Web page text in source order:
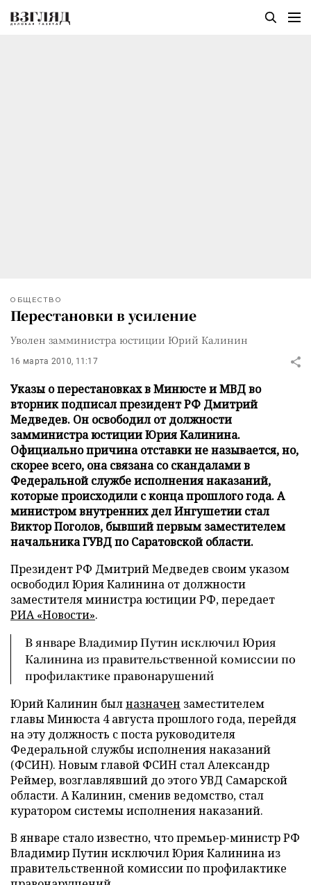
ОБЩЕСТВО
Перестановки в усиление
Уволен замминистра юстиции Юрий Калинин
16 марта 2010, 11:17
Указы о перестановках в Минюсте и МВД во
вторник подписал президент РФ Дмитрий
Медведев. Он освободил от должности
замминистра юстиции Юрия Калинина.
Официально причина отставки не называется, но,
скорее всего, она связана со скандалами в
Федеральной службе исполнения наказаний,
которые происходили с конца прошлого года. А
министром внутренних дел Ингушетии стал
Виктор Поголов, бывший первым заместителем
начальника ГУВД по Саратовской области.
Президент РФ Дмитрий Медведев своим указом
освободил Юрия Калинина от должности
заместителя министра юстиции РФ, передает
РИА «Новости».
В январе Владимир Путин исключил Юрия
Калинина из правительственной комиссии по
профилактике правонарушений
Юрий Калинин былназначен заместителем
главы Минюста 4 августа прошлого года, перейдя
на эту должность с поста руководителя
Федеральной службы исполнения наказаний
(ФСИН). Новым главой ФСИН стал Александр
Реймер, возглавлявший до этого УВД Самарской
области. А Калинин, сменив ведомство, стал
куратором системы исполнения наказаний.
В январе стало известно, что премьер-министр РФ
Владимир Путин исключил Юрия Калинина из
правительственной комиссии по профилактике